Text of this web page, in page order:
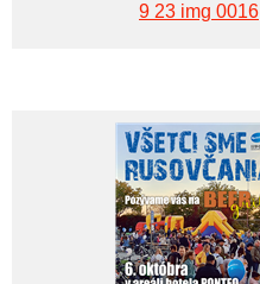
9 23 img 0016